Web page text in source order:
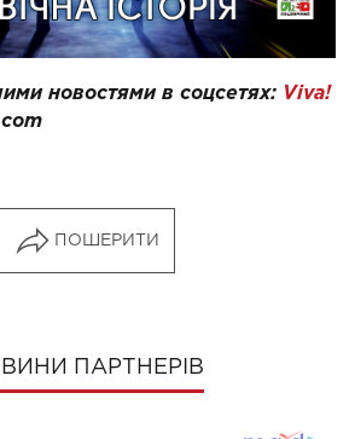
новостями в соцсетях: Viva!
ПОШЕРИТИ
ПАРТНЕРІВ